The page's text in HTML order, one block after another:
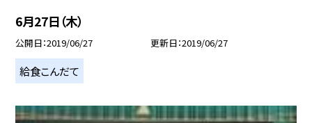
6月27日（木）
公開日 2019/06/27 更新日 2019/06/27
給食こんだて